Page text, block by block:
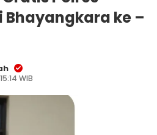
Bhayangkara ke –
WIB